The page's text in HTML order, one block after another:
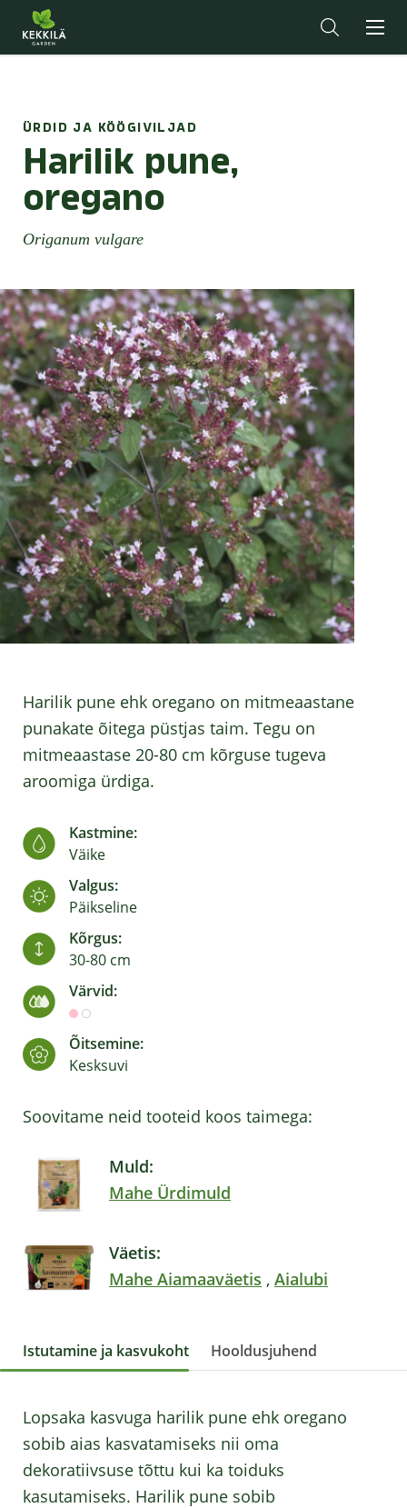
ÜRDID JA KÖÖGIVILJAD
Harilik pune,
oregano
Origanum vulgare
Harilik pune ehk oregano on mitmeaastane
punakate õitega püstjas taim. Tegu on
mitmeaastase 20-80 cm kõrguse tugeva
aroomiga ürdiga.
Kastmine:
Väike
Valgus:
Päikseline
Kõrgus:
30-80 cm
Värvid:
Õitsemine:
Kesksuvi
Soovitame neid tooteid koos taimega:
Muld:
Mahe Ürdimuld
Väetis:
Mahe Aiamaaväetis , Aialubi
Istutamine ja kasvukoht Hooldusjuhend
Lopsaka kasvuga harilik pune ehk oregano
sobib aias kasvatamiseks nii oma
dekoratiivsuse tõttu kui ka toiduks
kasutamiseks. Harilik pune sobib